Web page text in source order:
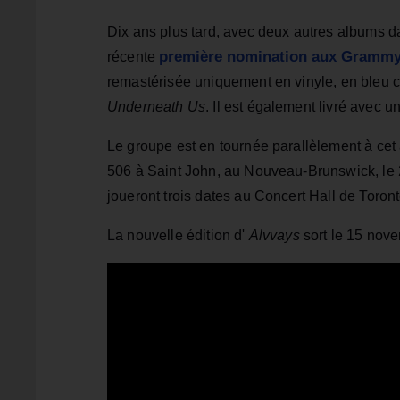
Dix ans plus tard, avec deux autres albums
récente première nomination aux
remastérisée uniquement en vinyle, en bleu
Underneath Us. Il est également livré avec
Le groupe est en tournée parallèlement à
506 à Saint John, au Nouveau-Brunswick, le
joueront trois dates au Concert Hall de
La nouvelle édition d' Alvvays sort le 15